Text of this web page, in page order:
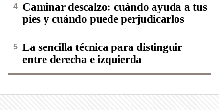
Caminar descalzo: cuándo ayuda a tus
pies y cuándo puede perjudicarlos
La sencilla técnica para distinguir
entre derecha e izquierda